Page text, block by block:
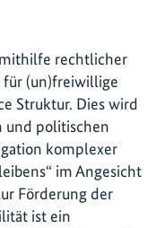
rechtlicher
(un)freiwillige
Struktur. Dies wird
und politischen
komplexer
im Angesicht
Förderung der
ist ein